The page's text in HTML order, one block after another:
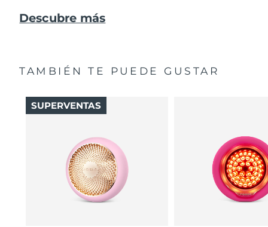
Descubre más
TAMBIÉN TE PUEDE GUSTAR
SUPERVENTAS